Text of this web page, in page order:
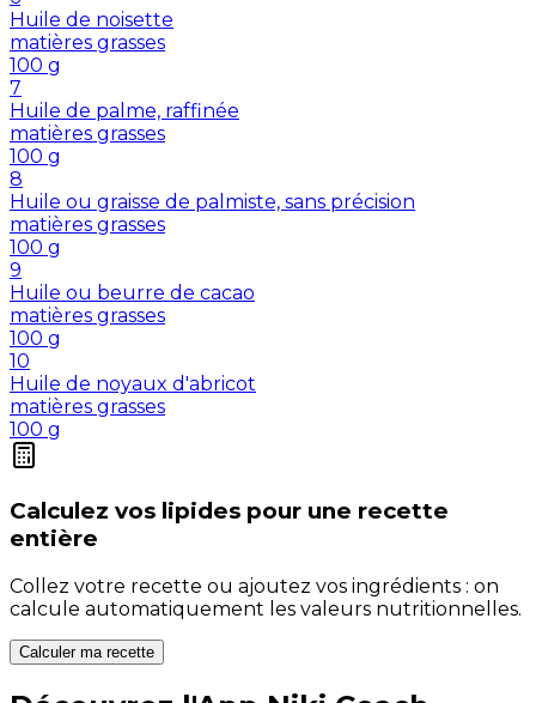
Huile de noisette
matières grasses
100 g
7
Huile de palme, raffinée
matières grasses
100 g
8
Huile ou graisse de palmiste, sans précision
matières grasses
100 g
9
Huile ou beurre de cacao
matières grasses
100 g
10
Huile de noyaux d'abricot
matières grasses
100 g
Calculez vos lipides pour une recette
entière
Collez votre recette ou ajoutez vos ingrédients : on
calcule automatiquement les valeurs nutritionnelles.
Calculer ma recette